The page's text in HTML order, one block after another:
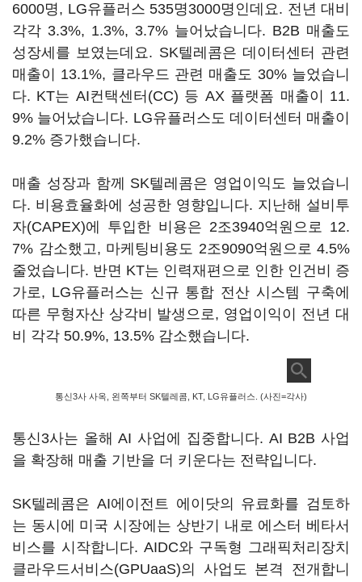
6000명, LG유플러스 535명3000명인데요. 전년 대비
각각 3.3%, 1.3%, 3.7% 늘어났습니다. B2B 매출도
성장세를 보였는데요. SK텔레콤은 데이터센터 관련
매출이 13.1%, 클라우드 관련 매출도 30% 늘었습니
다. KT는 AI컨택센터(CC) 등 AX 플랫폼 매출이 11.
9% 늘어났습니다. LG유플러스도 데이터센터 매출이
9.2% 증가했습니다.
매출 성장과 함께 SK텔레콤은 영업이익도 늘었습니
다. 비용효율화에 성공한 영향입니다. 지난해 설비투
자(CAPEX)에 투입한 비용은 2조3940억원으로 12.
7% 감소했고, 마케팅비용도 2조9090억원으로 4.5%
줄었습니다. 반면 KT는 인력재편으로 인한 인건비 증
가로, LG유플러스는 신규 통합 전산 시스템 구축에
따른 무형자산 상각비 발생으로, 영업이익이 전년 대
비 각각 50.9%, 13.5% 감소했습니다.
통신3사 사옥, 왼쪽부터 SK텔레콤, KT, LG유플러스. (사진=각사)
통신3사는 올해 AI 사업에 집중합니다. AI B2B 사업
을 확장해 매출 기반을 더 키운다는 전략입니다.
SK텔레콤은 AI에이전트 에이닷의 유료화를 검토하
는 동시에 미국 시장에는 상반기 내로 에스터 베타서
비스를 시작합니다. AIDC와 구독형 그래픽처리장치
클라우드서비스(GPUaaS)의 사업도 본격 전개합니